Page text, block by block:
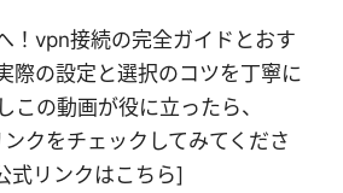
！vpn接続の完全ガイドとおす
際の設定と選択のコツを丁寧に
この動画が役に立ったら、
クをチェックしてみてくださ
式リンクはこちら]